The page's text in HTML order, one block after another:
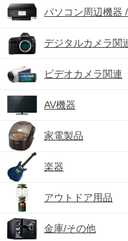
パソコン周辺機器
デジタルカメラ関
ビデオカメラ関連
AV機器
家電製品
楽器
アウトドア用品
金庫/その他